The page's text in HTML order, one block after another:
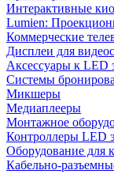
Интерактивные
Lumien:
Коммерческие
Дисплеи для
Аксессуары к LED
Системы
Микшеры
Медиаплееры
Монтажное
Контроллеры LED
Оборудование для
Кабельно-